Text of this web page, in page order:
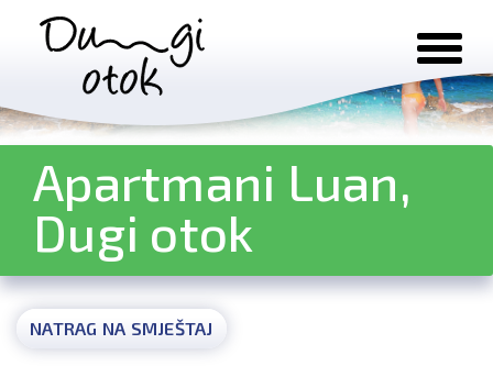
Preskoči na sadržaj
Apartmani Luan,
Dugi otok
NATRAG NA SMJEŠTAJ